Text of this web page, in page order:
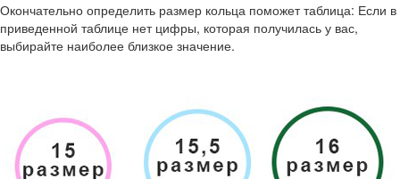
Окончательно определить размер кольца поможет таблица: Если в
приведенной таблице нет цифры, которая получилась у вас,
выбирайте наиболее близкое значение.